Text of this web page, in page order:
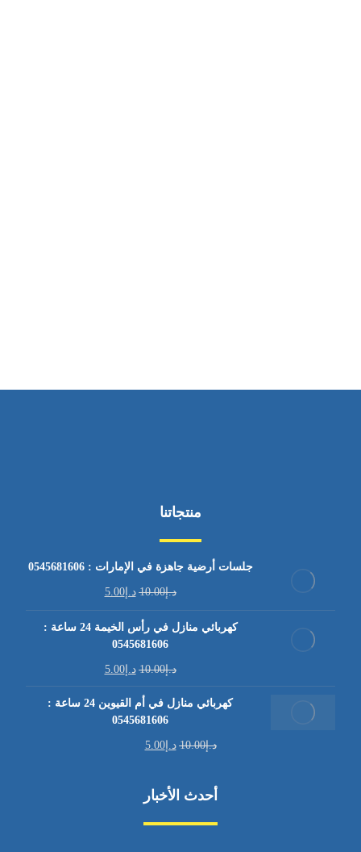
منتجاتنا
جلسات أرضية جاهزة في الإمارات : 0545681606
د.إ10.00 د.إ5.00
كهربائي منازل في رأس الخيمة 24 ساعة :
0545681606
د.إ10.00 د.إ5.00
كهربائي منازل في أم القيوين 24 ساعة :
0545681606
د.إ10.00 د.إ5.00
أحدث الأخبار